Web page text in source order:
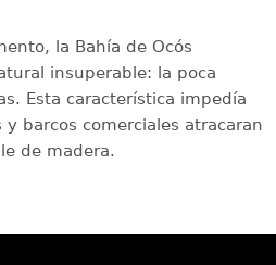
la Bahía de Ocós
insuperable: la poca
Esta característica impedía
barcos comerciales atracaran
de madera.